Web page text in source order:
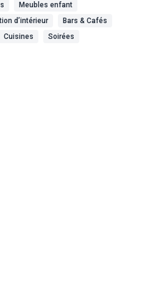
Meubles enfant
d’intérieur
Bars & Cafés
Cuisines Soirées